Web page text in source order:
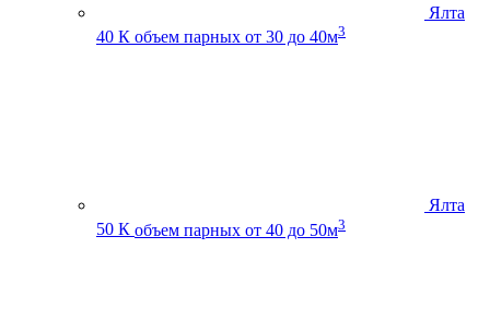
Ялта
40 К объем парных от 30 до 40м3
Ялта
50 К объем парных от 40 до 50м3